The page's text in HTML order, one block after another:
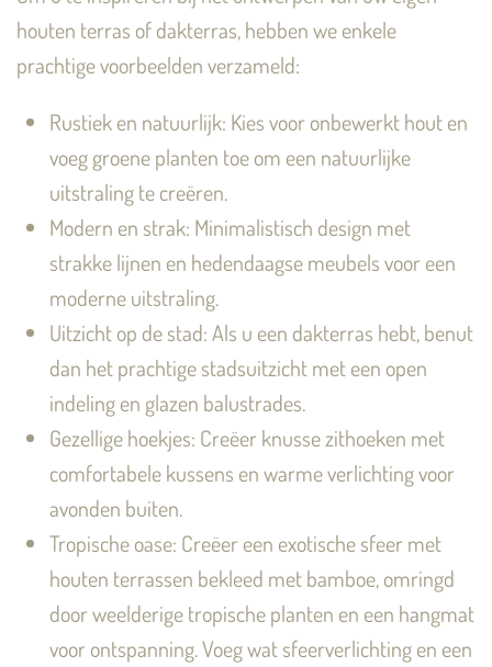
houten terras of dakterras, hebben we enkele
prachtige voorbeelden verzameld:
Rustiek en natuurlijk: Kies voor onbewerkt hout en
voeg groene planten toe om een natuurlijke
uitstraling te creëren.
Modern en strak: Minimalistisch design met
strakke lijnen en hedendaagse meubels voor een
moderne uitstraling.
Uitzicht op de stad: Als u een dakterras hebt, benut
dan het prachtige stadsuitzicht met een open
indeling en glazen balustrades.
Gezellige hoekjes: Creëer knusse zithoeken met
comfortabele kussens en warme verlichting voor
avonden buiten.
Tropische oase: Creëer een exotische sfeer met
houten terrassen bekleed met bamboe, omringd
door weelderige tropische planten en een hangmat
voor ontspanning. Voeg wat sfeerverlichting en een